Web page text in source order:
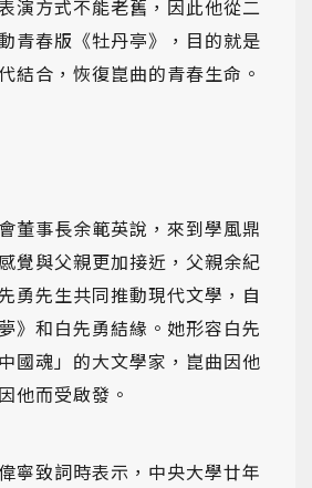
演方式不能老舊，因此他從二
春版《牡丹亭》，目的就是
結合，恢復崑曲的青春生命。
董事長余範英說，來到學風鼎
覺與父親更加接近，父親余紀
勇先生共同推動現代文學，自
》和白先勇結緣。她形容白先
國魂」的大文學家，崑曲因他
他而受啟發。
寧致詞時表示，中央大學廿年